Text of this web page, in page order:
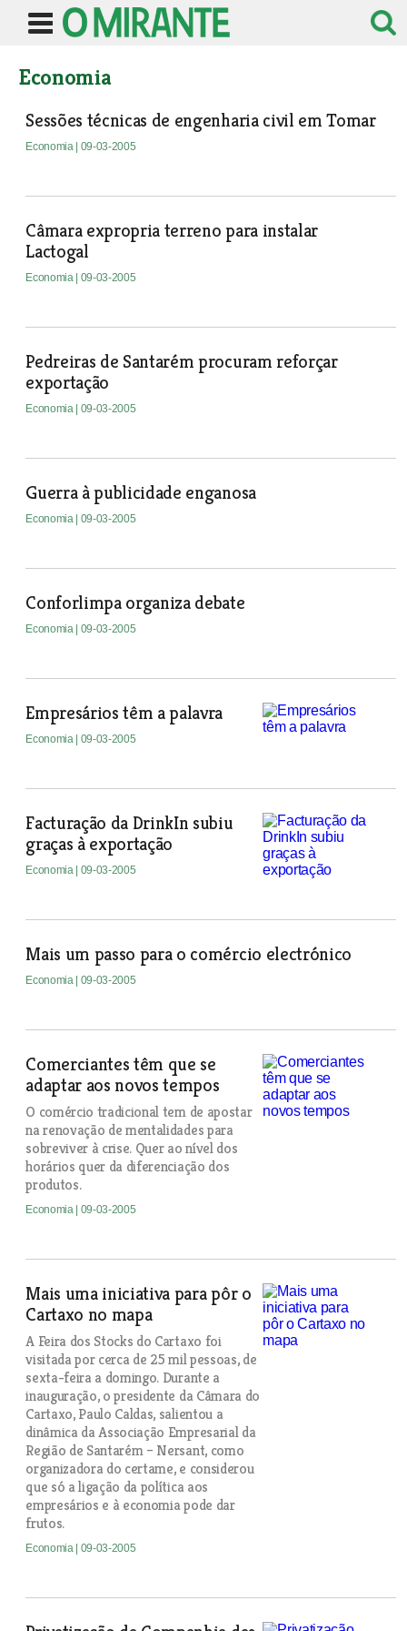
Economia
Sessões técnicas de engenharia civil em Tomar
Economia | 09-03-2005
Câmara expropria terreno para instalar
Lactogal
Economia | 09-03-2005
Pedreiras de Santarém procuram reforçar
exportação
Economia | 09-03-2005
Guerra à publicidade enganosa
Economia | 09-03-2005
Conforlimpa organiza debate
Economia | 09-03-2005
Empresários têm a palavra
Economia | 09-03-2005
Facturação da DrinkIn subiu
graças à exportação
Economia | 09-03-2005
Mais um passo para o comércio electrónico
Economia | 09-03-2005
Comerciantes têm que se
adaptar aos novos tempos
O comércio tradicional tem de apostar
na renovação de mentalidades para
sobreviver à crise. Quer ao nível dos
horários quer da diferenciação dos
produtos.
Economia | 09-03-2005
Mais uma iniciativa para pôr o
Cartaxo no mapa
A Feira dos Stocks do Cartaxo foi
visitada por cerca de 25 mil pessoas, de
sexta-feira a domingo. Durante a
inauguração, o presidente da Câmara do
Cartaxo, Paulo Caldas, salientou a
dinâmica da Associação Empresarial da
Região de Santarém – Nersant, como
organizadora do certame, e considerou
que só a ligação da política aos
empresários e à economia pode dar
frutos.
Economia | 09-03-2005